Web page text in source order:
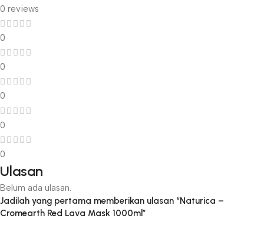
0 reviews
0
0
0
0
0
Ulasan
Belum ada ulasan.
Jadilah yang pertama memberikan ulasan “Naturica –
Cromearth Red Lava Mask 1000ml”